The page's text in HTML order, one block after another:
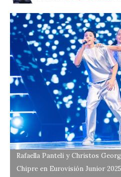
Rafaella Panteli y Christos
Chipre en Eurovisión Junior